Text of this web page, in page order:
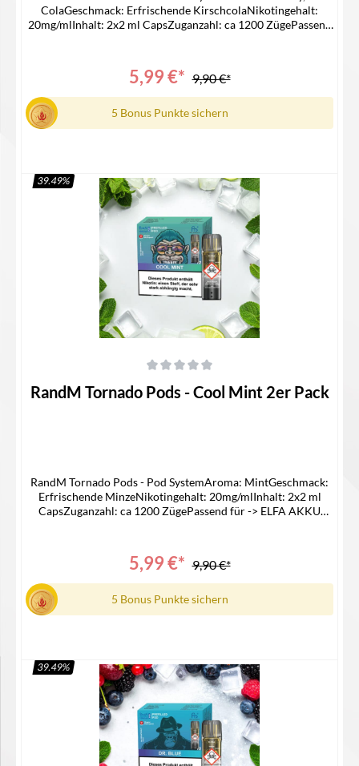
ColaGeschmack: Erfrischende KirschcolaNikotingehalt:
20mg/mlInhalt: 2x2 ml CapsZuganzahl: ca 1200 ZügePassend
5,99 €* 9,90 €*
5 Bonus Punkte sichern
In den Warenkorb
39.49%
RandM Tornado Pods - Cool Mint 2er Pack
RandM Tornado Pods - Pod SystemAroma: MintGeschmack:
Erfrischende MinzeNikotingehalt: 20mg/mlInhalt: 2x2 ml
CapsZuganzahl: ca 1200 ZügePassend für -> ELFA AKKU
5,99 €* 9,90 €*
5 Bonus Punkte sichern
In den Warenkorb
39.49%